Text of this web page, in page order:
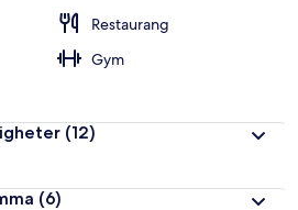
Restaurang
Gym
(12)
(6)